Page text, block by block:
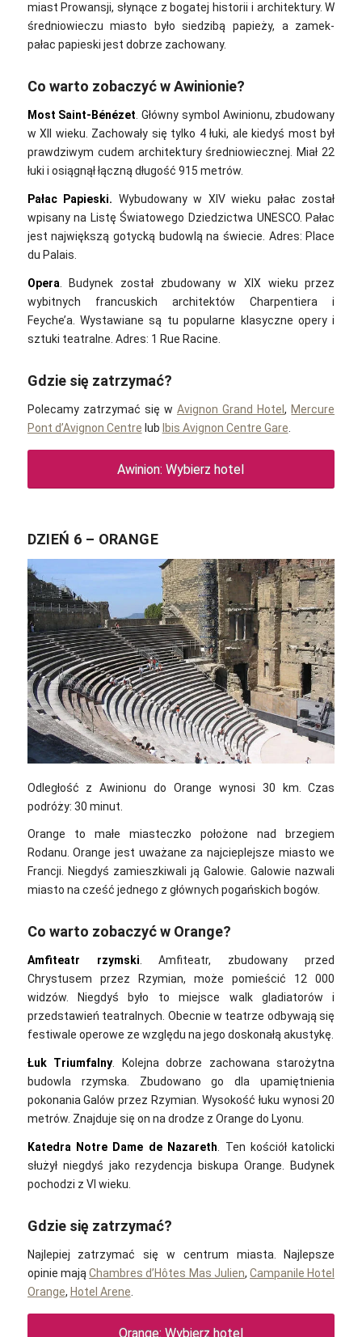
miast Prowansji, słynące z bogatej historii i architektury. W
średniowieczu miasto było siedzibą papieży, a zamek-
pałac papieski jest dobrze zachowany.
Co warto zobaczyć w Awinionie?
Most Saint-Bénézet. Główny symbol Awinionu, zbudowany
w XII wieku. Zachowały się tylko 4 łuki, ale kiedyś most był
prawdziwym cudem architektury średniowiecznej. Miał 22
łuki i osiągnął łączną długość 915 metrów.
Pałac Papieski. Wybudowany w XIV wieku pałac został
wpisany na Listę Światowego Dziedzictwa UNESCO. Pałac
jest największą gotycką budowlą na świecie. Adres: Place
du Palais.
Opera . Budynek został zbudowany w XIX wieku przez
wybitnych francuskich architektów Charpentiera i
Feyche’a. Wystawiane są tu popularne klasyczne opery i
sztuki teatralne. Adres: 1 Rue Racine.
Gdzie się zatrzymać?
Polecamy zatrzymać się wAvignon Grand Hotel, Mercure
Pont d’Avignon Centre lub Ibis Avignon Centre Gare
Awinion: Wybierz hotel
DZIEŃ 6 – ORANGE
Odległość z Awinionu do Orange wynosi 30 km. Czas
podróży: 30 minut.
Orange to małe miasteczko położone nad brzegiem
Rodanu. Orange jest uważane za najcieplejsze miasto we
Francji. Niegdyś zamieszkiwali ją Galowie. Galowie nazwali
miasto na cześć jednego z głównych pogańskich bogów.
Co warto zobaczyć w Orange?
Amfiteatr rzymski. Amfiteatr, zbudowany przed
Chrystusem przez Rzymian, może pomieścić 12 000
widzów. Niegdyś było to miejsce walk gladiatorów i
przedstawień teatralnych. Obecnie w teatrze odbywają się
festiwale operowe ze względu na jego doskonałą akustykę.
Łuk Triumfalny . Kolejna dobrze zachowana starożytna
budowla rzymska. Zbudowano go dla upamiętnienia
pokonania Galów przez Rzymian. Wysokość łuku wynosi 20
metrów. Znajduje się on na drodze z Orange do Lyonu.
Katedra Notre Dame de Nazareth . Ten kościół katolicki
służył niegdyś jako rezydencja biskupa Orange. Budynek
pochodzi z VI wieku.
Gdzie się zatrzymać?
Najlepiej zatrzymać się w centrum miasta. Najlepsze
opinie mająChambres d’Hôtes Mas Julien,Campanile Hotel
Orange, Hotel Arene
Orange: Wybierz hotel